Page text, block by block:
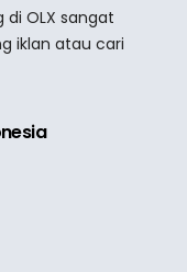
OLX sangat
iklan atau cari